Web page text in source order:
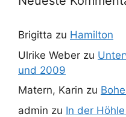
Brigitta zu Hamilton
Ulrike Weber zu
und 2009
Matern, Karin zu
admin zu In der